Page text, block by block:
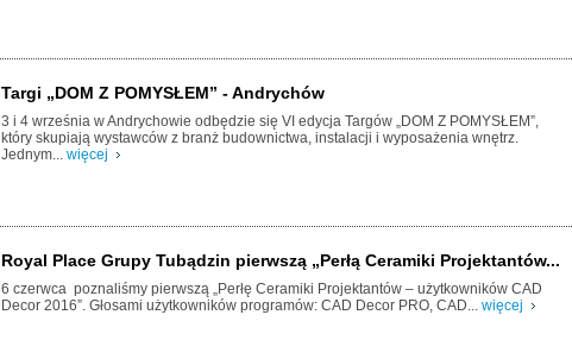
Targi „DOM Z POMYSŁEM” - Andrychów
3 i 4 września w Andrychowie odbędzie się VI edycja Targów „DOM Z POMYSŁEM”,
który skupiają wystawców z branż budownictwa, instalacji i wyposażenia wnętrz.
Jednym... więcej
Royal Place Grupy Tubądzin pierwszą „Perłą Ceramiki Projektantów...
6 czerwca poznaliśmy pierwszą „Perłę Ceramiki Projektantów – użytkowników CAD
Decor 2016”. Głosami użytkowników programów: CAD Decor PRO, CAD... więcej